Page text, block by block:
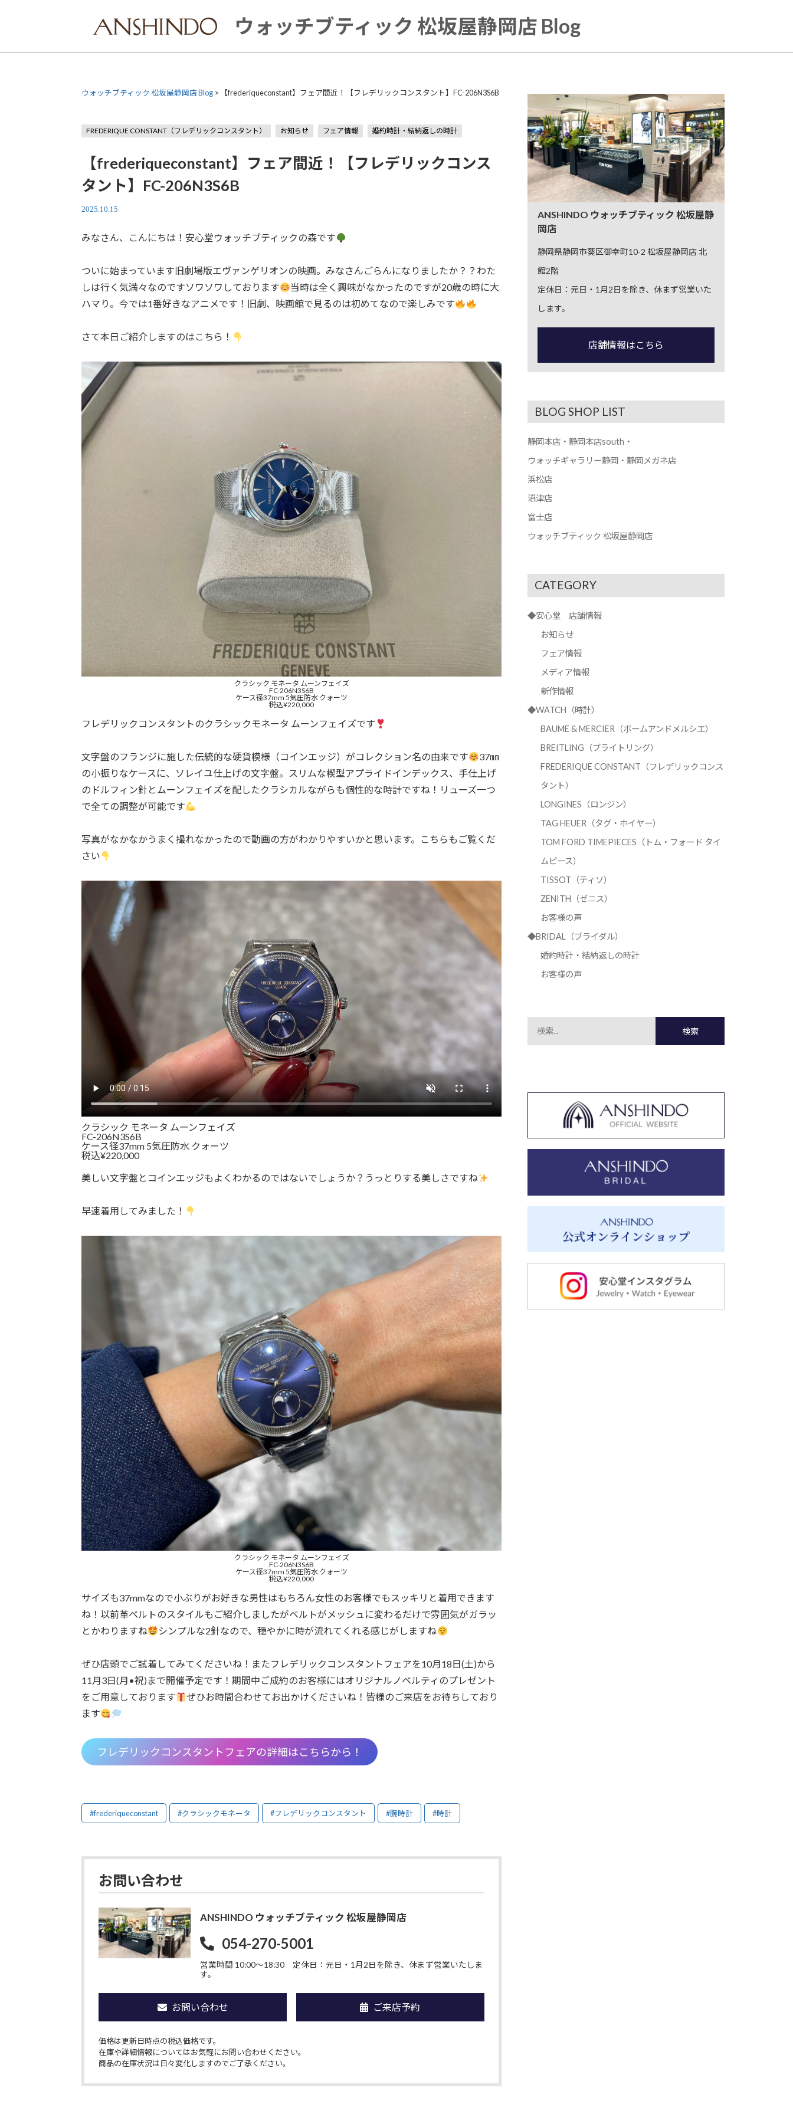
ウォッチブティック 松坂屋静岡店 Blog
ウォッチブティック 松坂屋静岡店 Blog > 【frederiqueconstant】フェア間近！【フレデリックコンスタント】FC-206N3S6B
FREDERIQUE CONSTANT（フレデリックコンスタント） お知らせ フェア情報 婚約時計・結納返しの時計
【frederiqueconstant】フェア間近！【フレデリックコンス
タント】FC-206N3S6B
2025.10.15
みなさん、こんにちは！安心堂ウォッチブティックの森です
ついに始まっています旧劇場版エヴァンゲリオンの映画。みなさんごらんになりましたか？？わた
しは行く気満々なのですソワソワしております
当時は全く興味がなかったのですが20歳の時に大
ハマり。今では1番好きなアニメです！旧劇、映画館で見るのは初めてなので楽しみです
さて本日ご紹介しますのはこちら！
クラシック モネータ ムーンフェイズ
FC-206N3S6B
ケース径37mm 5気圧防水 クォーツ
税込¥220,000
フレデリックコンスタントのクラシックモネータ ムーンフェイズです
文字盤のフランジに施した伝統的な硬貨模様（コインエッジ）がコレクション名の由来です
37㎜
の小振りなケースに、ソレイユ仕上げの文字盤。スリムな楔型アプライドインデックス、手仕上げ
のドルフィン針とムーンフェイズを配したクラシカルながらも個性的な時計ですね！リューズ一つ
で全ての調整が可能です
写真がなかなかうまく撮れなかったので動画の方がわかりやすいかと思います。こちらもご覧くだ
さい
クラシック モネータ ムーンフェイズ
FC-206N3S6B
ケース径37mm 5気圧防水 クォーツ
税込¥220,000
美しい文字盤とコインエッジもよくわかるのではないでしょうか？うっとりする美しさですね
早速着用してみました！
クラシック モネータ ムーンフェイズ
FC-206N3S6B
ケース径37mm 5気圧防水 クォーツ
税込¥220,000
サイズも37mmなので小ぶりがお好きな男性はもちろん女性のお客様でもスッキリと着用できます
ね！以前革ベルトのスタイルもご紹介しましたがベルトがメッシュに変わるだけで雰囲気がガラッ
とかわりますね
シンプルな2針なので、穏やかに時が流れてくれる感じがしますね
ぜひ店頭でご試着してみてくださいね！またフレデリックコンスタントフェアを10月18日(土)から
11月3日(月•祝)まで開催予定です！期間中ご成約のお客様にはオリジナルノベルティのプレゼント
をご用意しております
ぜひお時間合わせてお出かけくださいね！皆様のご来店をお待ちしており
ます
フレデリックコンスタントフェアの詳細はこちらから！
#frederiqueconstant #クラシックモネータ #フレデリックコンスタント #腕時計 #時計
お問い合わせ
ANSHINDO ウォッチブティック 松坂屋静岡店
054-270-5001
営業時間 10:00〜18:30
定休日：元日・1月2日を除き、休まず営業いたしま
す。
お問い合わせ ご来店予約
価格は更新日時点の税込価格です。
在庫や詳細情報についてはお気軽にお問い合わせください。
商品の在庫状況は日々変化しますのでご了承ください。
ANSHINDO ウォッチブティック 松坂屋静
岡店
静岡県静岡市葵区御幸町10-2 松坂屋静岡店 北
館2階
定休日：元日・1月2日を除き、休まず営業いた
します。
店舗情報はこちら
BLOG SHOP LIST
静岡本店・静岡本店south・
ウォッチギャラリー静岡・静岡メガネ店
浜松店
沼津店
富士店
ウォッチブティック 松坂屋静岡店
CATEGORY
◆安心堂 店舗情報
お知らせ
フェア情報
メディア情報
新作情報
◆WATCH（時計）
BAUME & MERCIER（ボームアンドメルシエ）
BREITLING（ブライトリング）
FREDERIQUE CONSTANT（フレデリックコンス
タント）
LONGINES（ロンジン）
TAG HEUER（タグ・ホイヤー）
TOM FORD TIMEPIECES（トム・フォード タイ
ムピース）
TISSOT（ティソ）
ZENITH（ゼニス）
お客様の声
◆BRIDAL（ブライダル）
婚約時計・結納返しの時計
お客様の声